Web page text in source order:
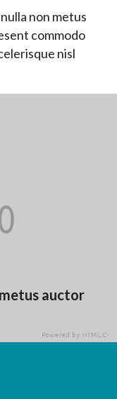
non metus
commodo
nisl
auctor